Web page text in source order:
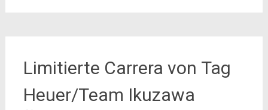
Limitierte Carrera von Tag
Heuer/Team Ikuzawa